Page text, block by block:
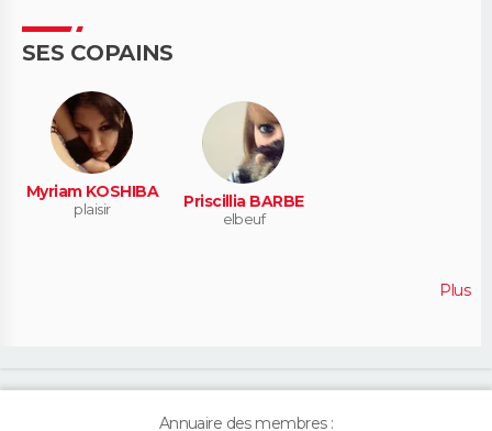
SES COPAINS
Myriam KOSHIBA
plaisir Priscillia BARBE
elbeuf
Plus
Annuaire des membres :